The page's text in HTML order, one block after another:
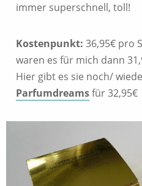
immer superschnell, toll!
Kostenpunkt: 36,95€ pro
waren es für mich dann
Hier gibt es sie noch/
Parfumdreamsfür 32,95€